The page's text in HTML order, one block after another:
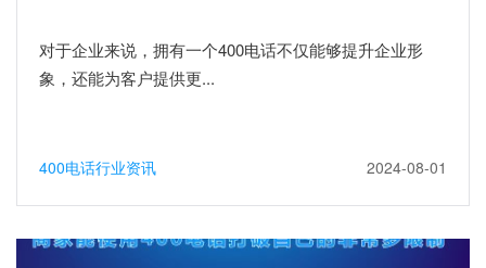
对于企业来说，拥有一个400电话不仅能够提升企业形
象，还能为客户提供更...
400电话行业资讯 2024-08-01